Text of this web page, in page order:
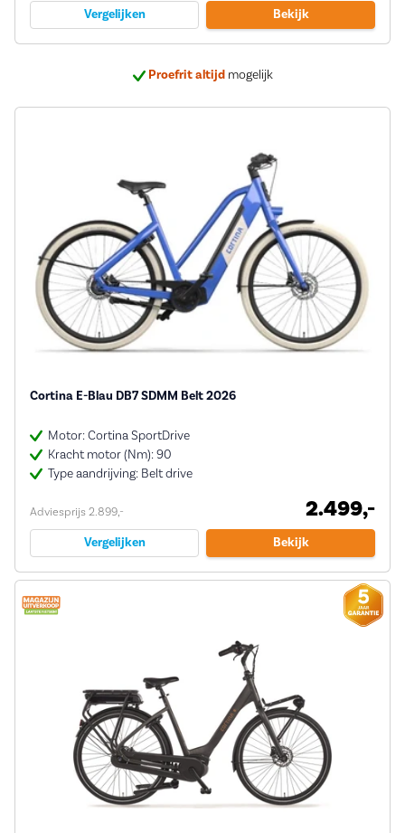
Vergelijken Bekijk
Proefrit altijdmogelijk
Cortina E-Blau DB7 SDMM Belt 2026
Motor: Cortina SportDrive
Kracht motor (Nm): 90
Type aandrijving: Belt drive
Adviesprijs 2.899,- 2.499,-
Vergelijken Bekijk